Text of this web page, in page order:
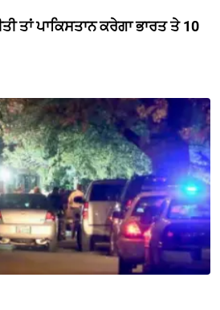
ਤਾਂ ਪਾਕਿਸਤਾਨ ਕਰੇਗਾ ਭਾਰਤ ਤੇ 10